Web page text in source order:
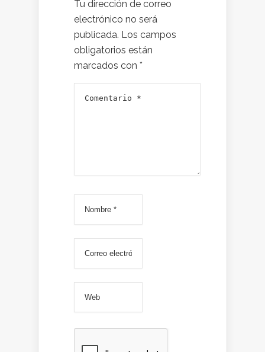
Tu dirección de correo
electrónico no será
publicada. Los campos
obligatorios están
marcados con *